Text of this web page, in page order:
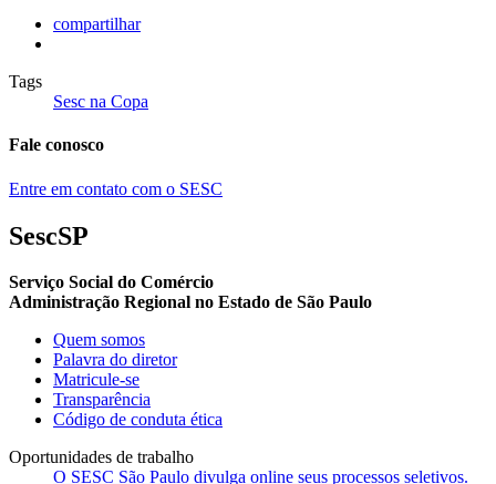
compartilhar
Tags
Sesc na Copa
Fale conosco
Entre em contato com o SESC
SescSP
Serviço Social do Comércio
Administração Regional no Estado de São Paulo
Quem somos
Palavra do diretor
Matricule-se
Transparência
Código de conduta ética
Oportunidades de trabalho
O SESC São Paulo divulga online seus processos seletivos.